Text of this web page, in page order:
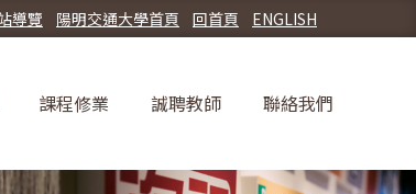
ENGLISH
回首頁
陽明交通大學首頁
導覽
課程修業 誠聘教師 聯絡我們